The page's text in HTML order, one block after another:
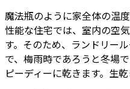
魔法瓶のように家全体の温
性能な住宅では、室内の空
す。そのため、ランドリー
で、梅雨時であろうと冬場
ピーディーに乾きます。生乾